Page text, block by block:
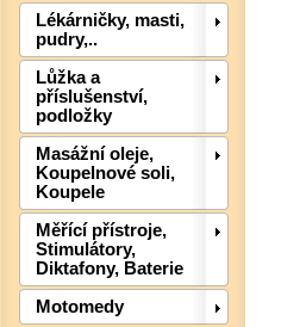
Lékárničky, masti,
pudry,..
Lůžka a
příslušenství,
podložky
Masážní oleje,
Koupelnové soli,
Koupele
Měřící přístroje,
Stimulátory,
Diktafony, Baterie
Motomedy